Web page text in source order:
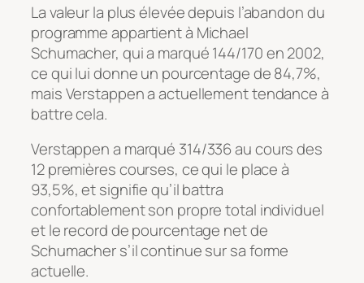
La valeur la plus élevée depuis l’abandon du
programme appartient à Michael
Schumacher, qui a marqué 144/170 en 2002,
ce qui lui donne un pourcentage de 84,7%,
mais Verstappen a actuellement tendance à
battre cela.
Verstappen a marqué 314/336 au cours des
12 premières courses, ce qui le place à
93,5%, et signifie qu’il battra
confortablement son propre total individuel
et le record de pourcentage net de
Schumacher s’il continue sur sa forme
actuelle.